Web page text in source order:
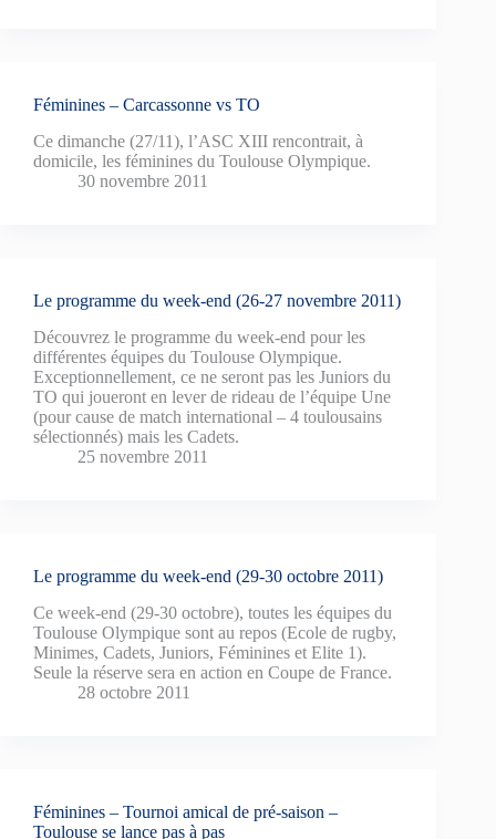
Féminines – Carcassonne vs TO
Ce dimanche (27/11), l’ASC XIII rencontrait, à
domicile, les féminines du Toulouse Olympique.
30 novembre 2011
Le programme du week-end (26-27 novembre 2011)
Découvrez le programme du week-end pour les
différentes équipes du Toulouse Olympique.
Exceptionnellement, ce ne seront pas les Juniors du
TO qui joueront en lever de rideau de l’équipe Une
(pour cause de match international – 4 toulousains
sélectionnés) mais les Cadets.
25 novembre 2011
Le programme du week-end (29-30 octobre 2011)
Ce week-end (29-30 octobre), toutes les équipes du
Toulouse Olympique sont au repos (Ecole de rugby,
Minimes, Cadets, Juniors, Féminines et Elite 1).
Seule la réserve sera en action en Coupe de France.
28 octobre 2011
Féminines – Tournoi amical de pré-saison –
Toulouse se lance pas à pas